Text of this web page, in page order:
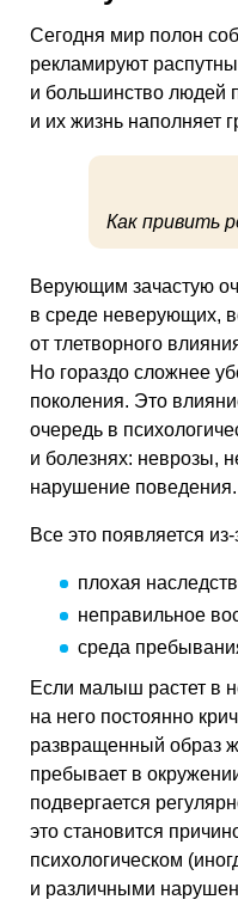
Сегодня мир полон
рекламируют
и большинство людей
и их жизнь наполняет
Как привить
Верующим зачастую
в среде неверующих,
от тлетворного
Но гораздо сложнее
поколения. Это
очередь в
и болезнях: неврозы,
нарушение поведения.
Все это появляется
плохая
неправильное
среда
Если малыш растет в
на него постоянно
развращенный образ
пребывает в
подвергается
это становится
психологическом
и различными